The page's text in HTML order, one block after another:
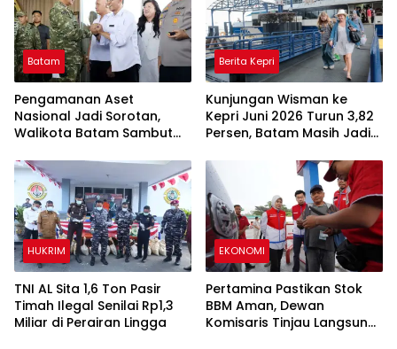
Batam
Pengamanan Aset
Nasional Jadi Sorotan,
Walikota Batam Sambut
Kepri
Berita Kepri
Kunjungan Wisman ke
Kepri Juni 2026 Turun 3,82
Persen, Batam Masih Jadi
Wisatawan Mancanegara
HUKRIM
TNI AL Sita 1,6 Ton Pasir
Timah Ilegal Senilai Rp1,3
Miliar di Perairan Lingga
EKONOMI
Pertamina Pastikan Stok
BBM Aman, Dewan
Komisaris Tinjau Langsung